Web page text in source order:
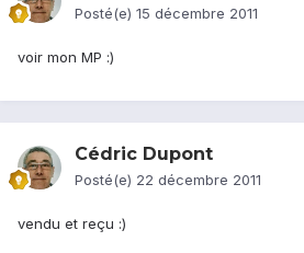
Posté(e) 15 décembre 2011
voir mon MP :)
Cédric Dupont
Posté(e) 22 décembre 2011
vendu et reçu :)